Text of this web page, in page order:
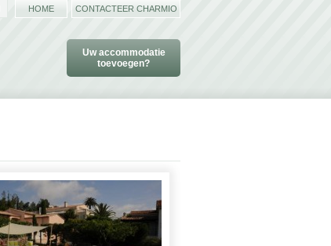
Uw accommodatie
toevoegen?
HOME CONTACTEER CHARMIO